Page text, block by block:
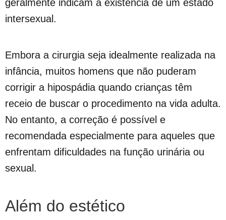
geralmente indicam a existência de um estado
intersexual.
Embora a cirurgia seja idealmente realizada na
infância, muitos homens que não puderam
corrigir a hipospádia quando crianças têm
receio de buscar o procedimento na vida adulta.
No entanto, a correção é possível e
recomendada especialmente para aqueles que
enfrentam dificuldades na função urinária ou
sexual.
Além do estético